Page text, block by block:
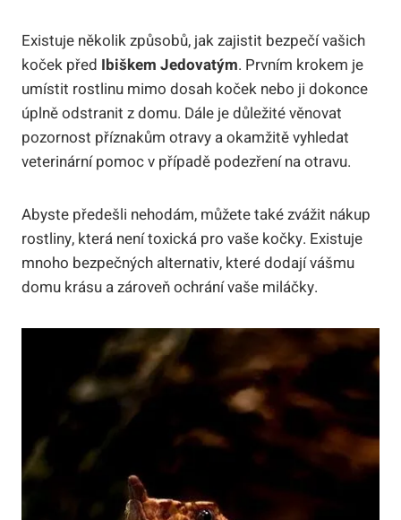
Existuje několik způsobů, jak zajistit bezpečí vašich
koček před Ibiškem Jedovatým. Prvním krokem je
umístit rostlinu mimo dosah koček nebo ji dokonce
úplně odstranit z domu. Dále je důležité věnovat
pozornost příznakům otravy a okamžitě vyhledat
veterinární pomoc v případě podezření na otravu.
Abyste předešli nehodám, můžete také zvážit nákup
rostliny, která není toxická pro vaše kočky. Existuje
mnoho bezpečných alternativ, které dodají vášmu
domu krásu a zároveň ochrání vaše miláčky.